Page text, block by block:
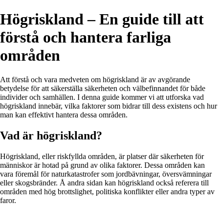
Högriskland – En guide till att
förstå och hantera farliga
områden
Att förstå och vara medveten om högriskland är av avgörande
betydelse för att säkerställa säkerheten och välbefinnandet för både
individer och samhällen. I denna guide kommer vi att utforska vad
högriskland innebär, vilka faktorer som bidrar till dess existens och hur
man kan effektivt hantera dessa områden.
Vad är högriskland?
Högriskland, eller riskfyllda områden, är platser där säkerheten för
människor är hotad på grund av olika faktorer. Dessa områden kan
vara föremål för naturkatastrofer som jordbävningar, översvämningar
eller skogsbränder. Å andra sidan kan högriskland också referera till
områden med hög brottslighet, politiska konflikter eller andra typer av
faror.